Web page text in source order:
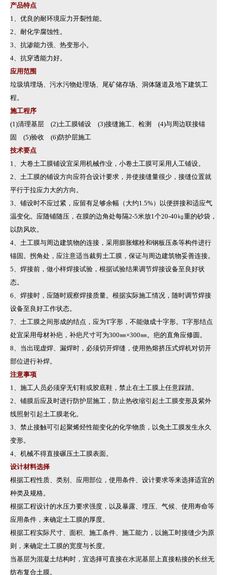
产品特点
1、优良的耐环境应力开裂性能。
2、耐化学腐蚀性。
3、抗渗能力强、热变形小。
4、抗穿透能力好。
应用范围
垃圾填埋场、污水污物处理场、尾矿储存场、洞体隧道及地下建筑工
程。
施工程序
(1)清理基层 (2)土工膜铺设 (3)接缝施工、检测 (4)与周边联接锚
固 (5)验收 (6)防护层施工
技术要点
1、大卷土工膜铺设宜采用机械作业，小卷土工膜可采用人工铺设。
2、土工膜的铺设方向应符合设计要求，并使接缝量很少，接缝位置就
平行于拉应力大的方向。
3、铺设时不应过紧，应留有足够余幅（大约1.5%）以便拼接和适应气
温变化。应随铺随压，在膜的边角处每隔2-5米放1个20-40㎏重的砂袋，
以防风吹。
4、土工膜与周边建筑物的连接，采用膨胀螺栓和钢板压条等构件进行
锚固。拐角处，应注意适当裁剪土工膜，保证与周边建筑物妥善连接。
5、焊接前，做小样焊接试验，根据试验结果调节焊接设备至良好状
态。
6、焊接时，应随时观察焊接质量。根据实际施工情况，随时调节焊接
设备至良好工作状态。
7、土工膜之间形成的结点，应为T字形，不能做成十字形。T字形结点
处宜采用母材补疤，补疤尺寸可为300㎜×300㎜。疤的直角应修圆。
8、当出现虚焊、漏焊时，必须切开焊缝，使用热熔挤压式焊机对切开
部位进行补焊。
注意事项
1、施工人员必须穿无钉鞋或胶底鞋，禁止在土工膜上任意踩踏。
2、铺膜后应及时进行防护层施工，防止热收缩引起土工膜变形及紫外
线照射引起土工膜老化。
3、禁止接触可引起聚烯烃性能变化的化学物质，以免土工膜发生永久
变形。
4、机械不得直接碾压土工膜表面。
设计材料选择
根据工程性质、类别、应用部位，使用条件、设计要求等来选择适宜的
种类及规格。
根据工程设计的水压力要求强度，以及暴露、埋压、气候、使用寿命等
应用条件，来确定土工膜的厚度。
根据工程实际尺寸、面积、施工条件、施工能力，以施工时接缝少为原
则，来确定土工膜的宽度与长度。
当基层为混凝土结构时，宜选择可直接在水泥基层上直接粘接的长丝无
纺布复合土膜。